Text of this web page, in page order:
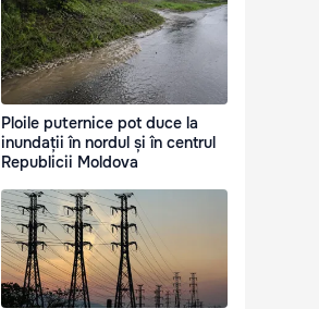
Ploile puternice pot duce la
inundații în nordul și în centrul
Republicii Moldova